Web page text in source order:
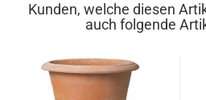
Kunden, welche diesen
auch folgende